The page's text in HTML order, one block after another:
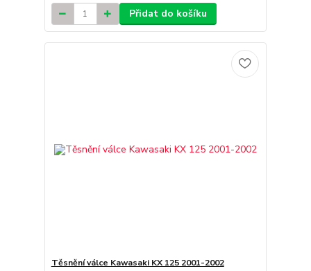
Přidat do košíku
Těsnění válce Kawasaki KX 125 2001-2002